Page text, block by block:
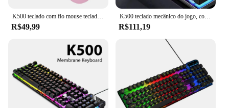
R$49,99
K500 teclado mecânico do jogo, com fio, 104 chaves, com fio, quente, para o computador, gamer, pc, desktop
R$111,19